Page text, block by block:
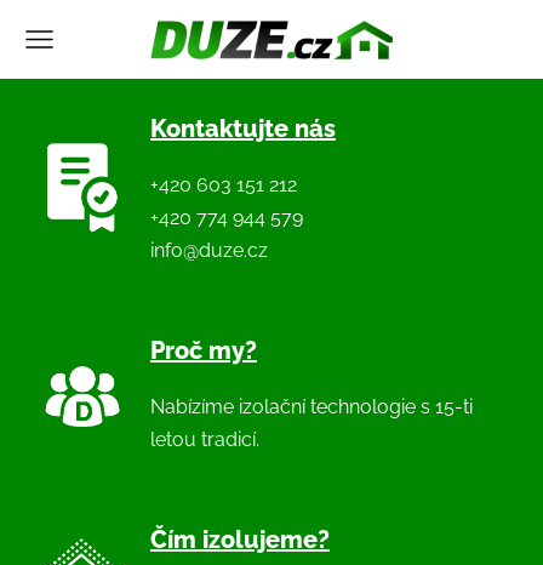
Kontaktujte nás
+420 603 151 212
+420 774 944 579
info@duze.cz
Proč my?
Nabízíme izolační technologie s 15-ti
letou tradicí.
Čím izolujeme?